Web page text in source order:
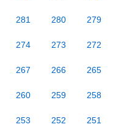
281 280 279
274 273 272
267 266 265
260 259 258
253 252 251